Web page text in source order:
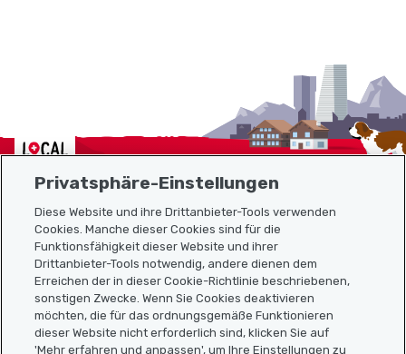
Localcities
Sitemap
Nützliche Links
Privatsphäre-Einstellungen
Diese Website und ihre Drittanbieter-Tools verwenden
Cookies. Manche dieser Cookies sind für die
Funktionsfähigkeit dieser Website und ihrer
Drittanbieter-Tools notwendig, andere dienen dem
Erreichen der in dieser Cookie-Richtlinie beschriebenen,
sonstigen Zwecke. Wenn Sie Cookies deaktivieren
möchten, die für das ordnungsgemäße Funktionieren
dieser Website nicht erforderlich sind, klicken Sie auf
'Mehr erfahren und anpassen', um Ihre Einstellungen zu